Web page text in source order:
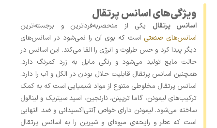
ویژگی‌های اسانس پرتقال
اسانس پرتقال یکی از منحصربه‌فردترین و برجسته‌ترین
اسانس‌های صنعتی است که بوی آن را نمی‌شود در اسانس‌های
دیگر پیدا کرد و حس طراوت و انرژی را القا می‌کند. این اسانس در
حالت مایع تولید می‌شود و رنگی مایل به زرد کمرنگ دارد.
همچنین اسانس پرتقال قابلیت حلال بودن در الکل و آب را دارد.
اسانس پرتقال مخلوطی متنوع از مواد شیمیایی است که به کمک
ترکیب‌های لیمونن، گاما ترپینن، نارنجین، اسید سیتریک و لینالول
ساخته می‌شود. لیمونن دارای خواص آنتی‌اکسیدانی و ضد التهابی
است که عطر و رایحه‌ی میوه‌ای و شیرین را به اسانس پرتقال